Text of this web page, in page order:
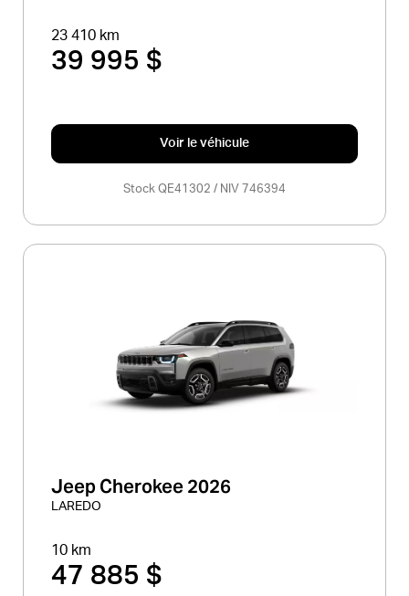
23 410 km
39 995 $
Voir le véhicule
Stock QE41302 / NIV 746394
Jeep Cherokee 2026
LAREDO
10 km
47 885 $